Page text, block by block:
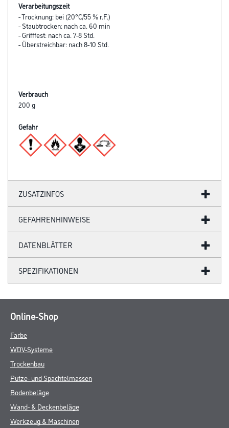
Verarbeitungszeit
- Trocknung: bei (20°C/55 % r.F.)
- Staubtrocken: nach ca. 60 min
- Grifffest: nach ca. 7-8 Std.
- Überstreichbar: nach 8-10 Std.
Verbrauch
200 g
Gefahr
ZUSATZINFOS
GEFAHRENHINWEISE
DATENBLÄTTER
SPEZIFIKATIONEN
Online-Shop
Farbe
WDV-Systeme
Trockenbau
Putze- und Spachtelmassen
Bodenbeläge
Wand- & Deckenbeläge
Werkzeug & Maschinen